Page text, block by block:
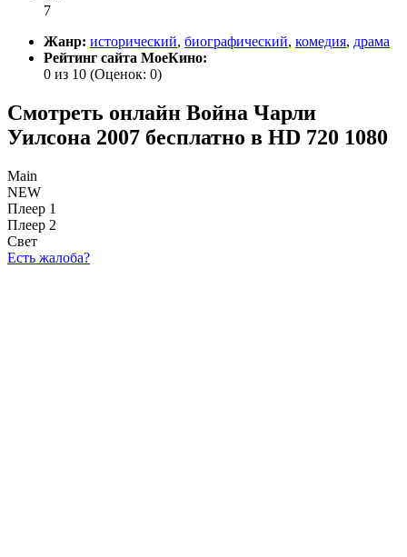
7
Жанр: исторический, биографический, комедия, драма
Рейтинг сайта МоеКино:
0 из 10 (Оценок: 0)
Смотреть онлайн Война Чарли
Уилсона 2007 бесплатно в HD 720 1080
Main
NEW
Плеер 1
Плеер 2
Свет
Есть жалоба?